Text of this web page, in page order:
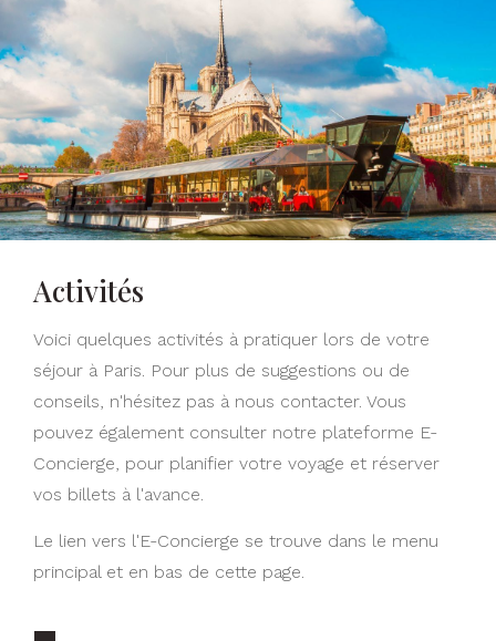
Activités
Voici quelques activités à pratiquer lors de votre
séjour à Paris. Pour plus de suggestions ou de
conseils, n'hésitez pas à nous contacter. Vous
pouvez également consulter notre plateforme E-
Concierge, pour planifier votre voyage et réserver
vos billets à l'avance.
Le lien vers l'E-Concierge se trouve dans le menu
principal et en bas de cette page.